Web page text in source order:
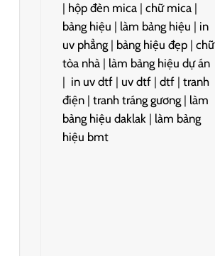
| hộp đèn mica| chữ mica|
bảng hiệu | làm bảng hiệu | in
uv phẳng| bảng hiệu đẹp| chữ
tòa nhà| làm bảng hiệu dự án
| in uv dtf| uv dtf| dtf| tranh
điện| tranh tráng gương| làm
bảng hiệu daklak| làm bảng
hiệu bmt